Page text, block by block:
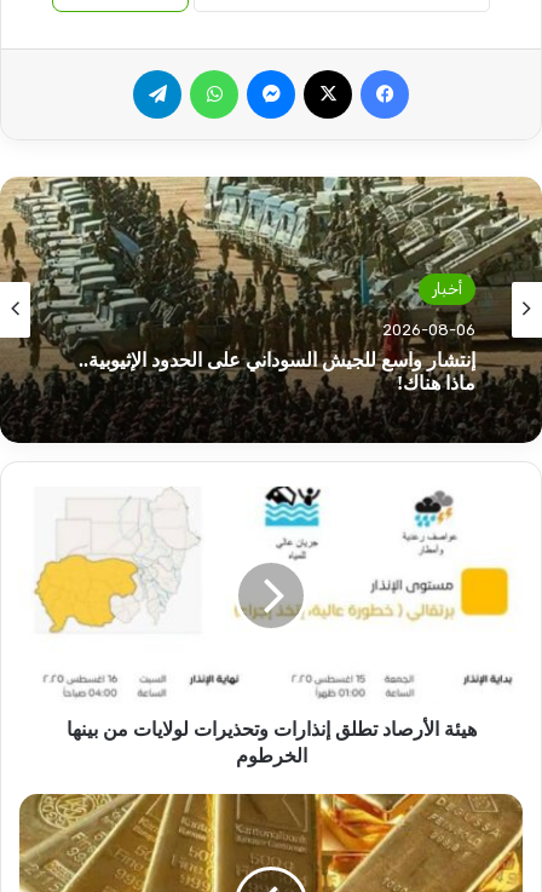
فيسبوك ماسنجر واتساب
أخبار
2026-08-06
إنتشار واسع للجيش السوداني على الحدود الإثيوبية..
ماذا هناك!
إنذارات
بينها
هيئة الأرصاد تطلق إنذارات وتحذيرات لولايات من بينها
الخرطوم
بنك
السودان
المركزي
يشرع